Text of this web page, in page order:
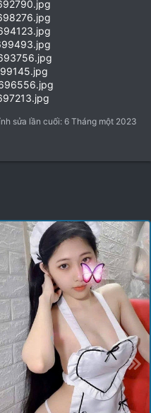
sửa lần cuối: 6 Tháng một 2023